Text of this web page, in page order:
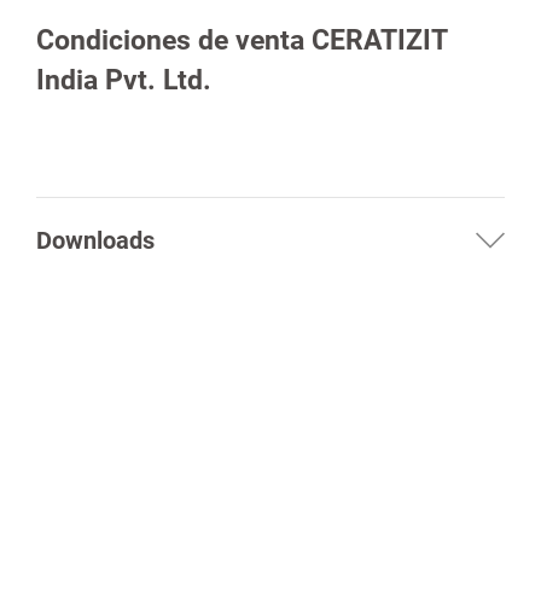
Condiciones de venta CERATIZIT
India Pvt. Ltd.
Downloads